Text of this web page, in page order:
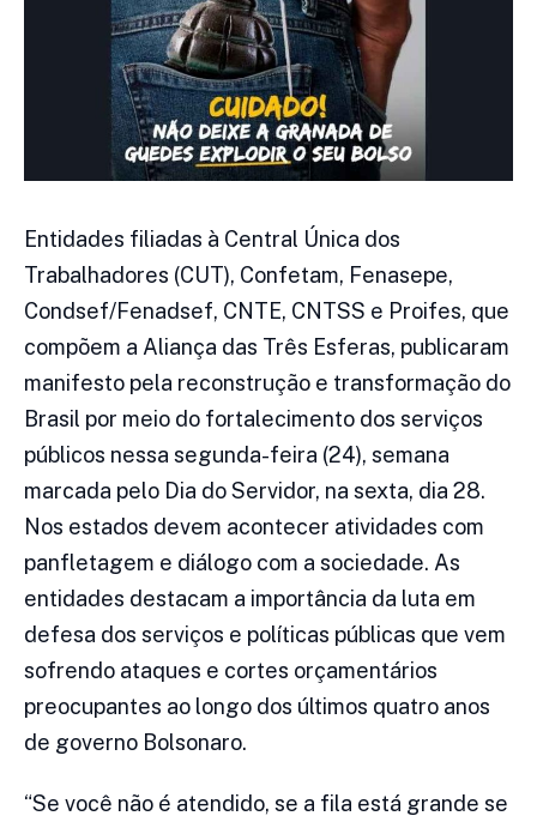
Entidades filiadas à Central Única dos
Trabalhadores (CUT), Confetam, Fenasepe,
Condsef/Fenadsef, CNTE, CNTSS e Proifes, que
compõem a Aliança das Três Esferas, publicaram
manifesto pela reconstrução e transformação do
Brasil por meio do fortalecimento dos serviços
públicos nessa segunda-feira (24), semana
marcada pelo Dia do Servidor, na sexta, dia 28.
Nos estados devem acontecer atividades com
panfletagem e diálogo com a sociedade. As
entidades destacam a importância da luta em
defesa dos serviços e políticas públicas que vem
sofrendo ataques e cortes orçamentários
preocupantes ao longo dos últimos quatro anos
de governo Bolsonaro.
“Se você não é atendido, se a fila está grande se